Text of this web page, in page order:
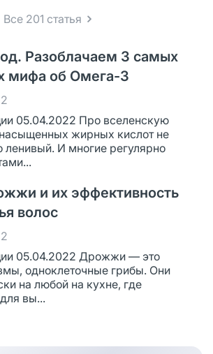
Все 201 статья
Разоблачаем 3 самых
мифа об Омега-3
05.04.2022 Про вселенскую
жирных кислот не
ленивый. И многие регулярно
и их эффективность
волос
05.04.2022 Дрожжи — это
одноклеточные грибы. Они
на любой на кухне, где
вы...